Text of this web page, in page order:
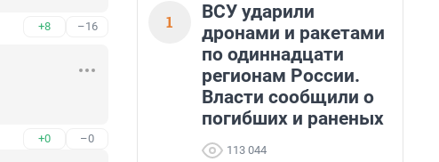
+8 –16
+0 –0
1
ВСУ ударили
дронами и ракетами
по одиннадцати
регионам России.
Власти сообщили о
погибших и раненых
113 044